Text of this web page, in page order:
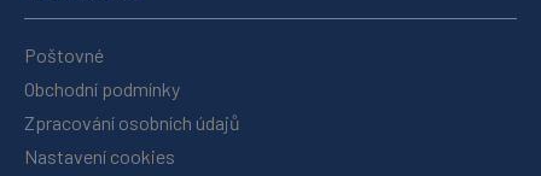
Poštovné
Obchodní podmínky
Zpracování osobních údajů
Nastavení cookies